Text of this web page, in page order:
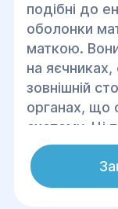
подібні до
оболонки
маткою.
на
зовнішній
органах, що
систему. Ці
що
запалення,